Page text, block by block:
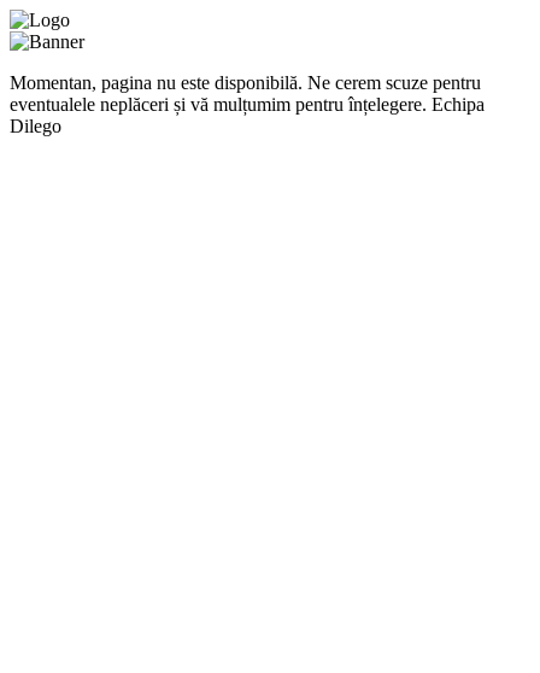
Momentan, pagina nu este disponibilă. Ne cerem scuze pentru
eventualele neplăceri și vă mulțumim pentru înțelegere. Echipa
Dilego